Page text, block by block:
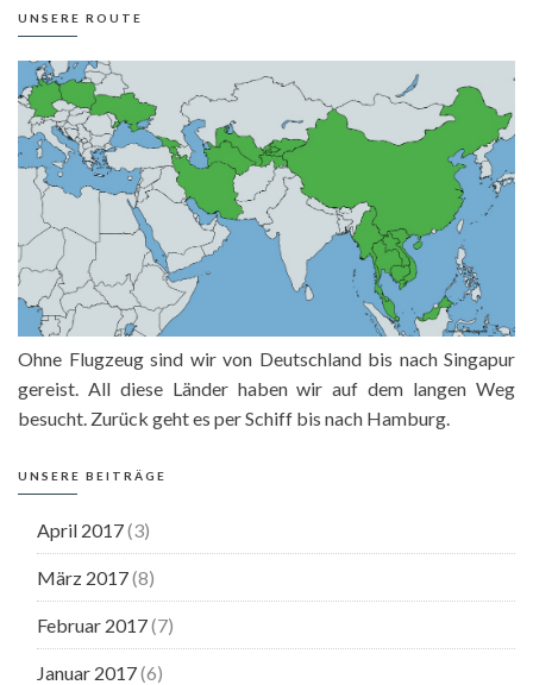
UNSERE ROUTE
Ohne Flugzeug sind wir von Deutschland bis nach Singapur
gereist. All diese Länder haben wir auf dem langen Weg
besucht. Zurück geht es per Schiff bis nach Hamburg.
UNSERE BEITRÄGE
April 2017(3)
März 2017(8)
Februar 2017(7)
Januar 2017(6)